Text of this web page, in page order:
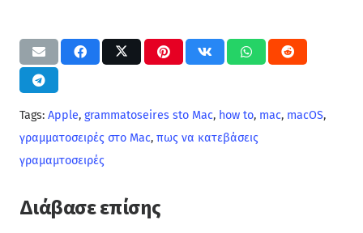
Tags: Apple, grammatoseires sto Mac, how to, mac, macOS,
γραμματοσειρές στο Mac, πως να κατεβάσεις
γραμαμτοσειρές
Διάβασε επίσης